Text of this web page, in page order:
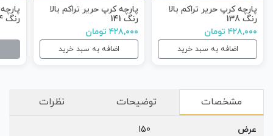
پارچه کرپ حریر تراکم بالا
رنگ 138
۴۲۸,۰۰۰ تومان
اضافه به سبد خرید
پارچه کرپ حریر تراکم بالا
رنگ 141
۴۲۸,۰۰۰ تومان
اضافه به سبد خرید
رنگ 114
مشخصات توضیحات نظرات
عرض 150